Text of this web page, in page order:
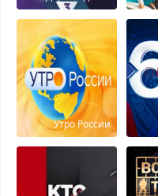
Утро России